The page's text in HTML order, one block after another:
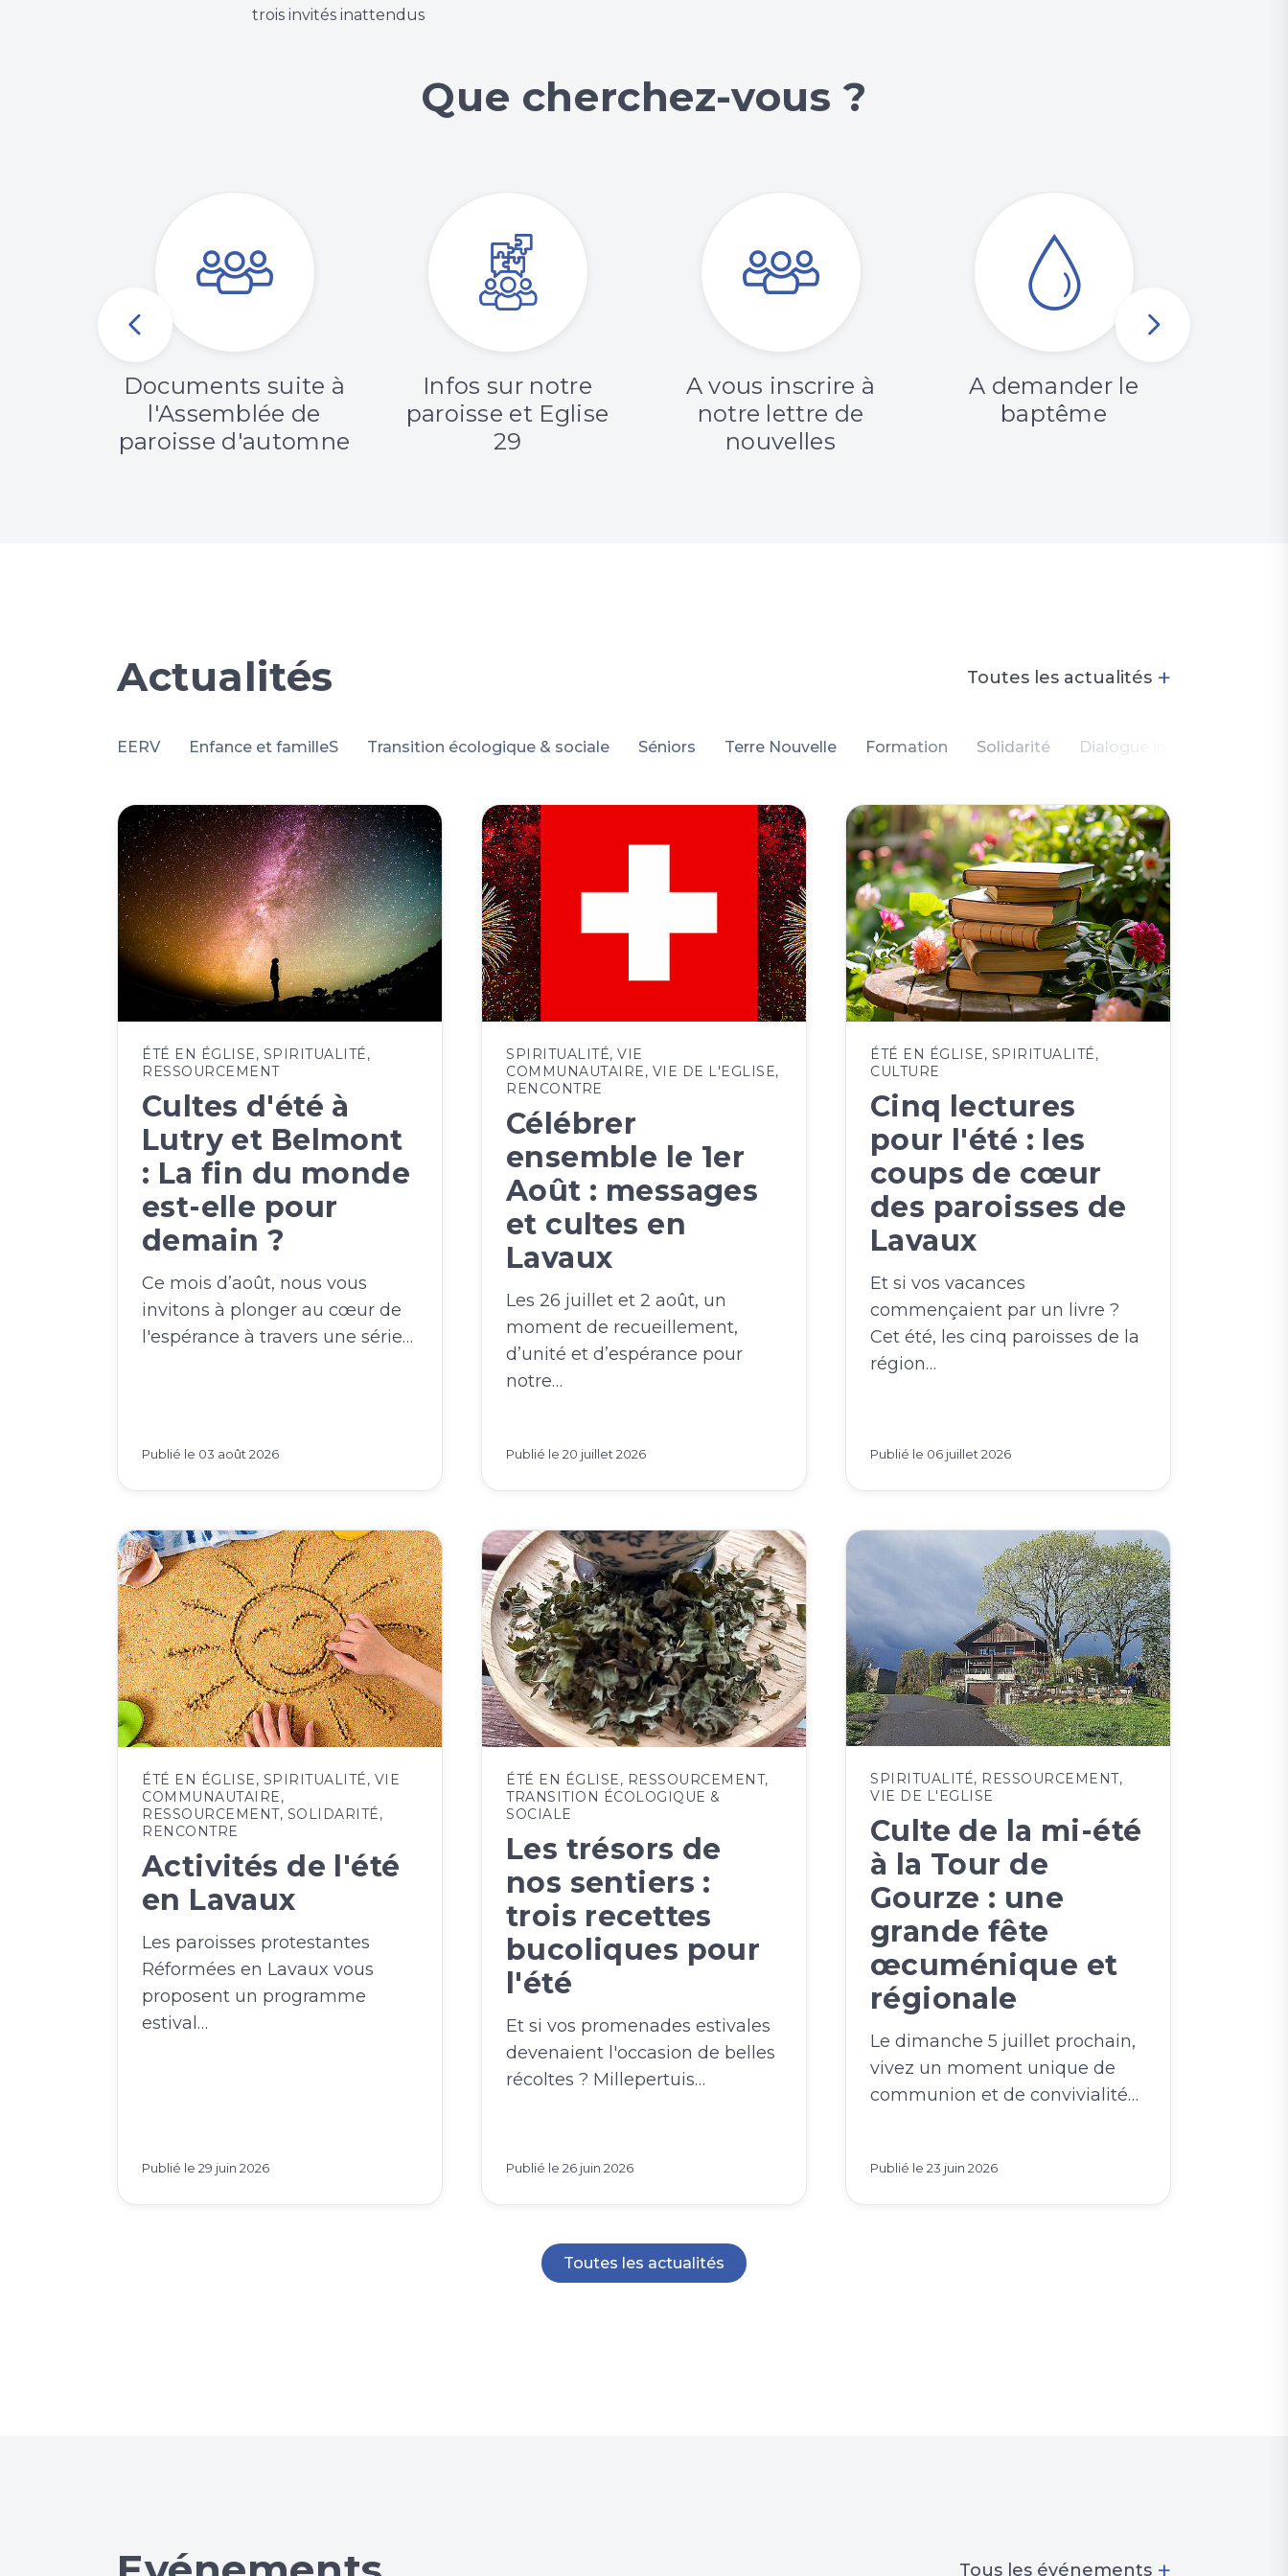
trois invités inattendus
Que cherchez-vous ?
Documents suite à
l'Assemblée de
paroisse d'automne
Infos sur notre
paroisse et Eglise
29
A vous inscrire à
notre lettre de
nouvelles
A demander le
baptême
Actualités Toutes les actualités +
EERV Enfance et familleS Transition écologique & sociale Séniors Terre Nouvelle Formation Solidarité Dialogue
ÉTÉ EN ÉGLISE, SPIRITUALITÉ,
RESSOURCEMENT
Cultes d'été à
Lutry et Belmont
: La fin du monde
est-elle pour
demain ?
Ce mois d’août, nous vous
invitons à plonger au cœur de
l'espérance à travers une série…
Publié le 03 août 2026
SPIRITUALITÉ, VIE
COMMUNAUTAIRE, VIE DE L'EGLISE,
RENCONTRE
Célébrer
ensemble le 1er
Août : messages
et cultes en
Lavaux
Les 26 juillet et 2 août, un
moment de recueillement,
d’unité et d’espérance pour
notre…
Publié le 20 juillet 2026
ÉTÉ EN ÉGLISE, SPIRITUALITÉ,
CULTURE
Cinq lectures
pour l'été : les
coups de cœur
des paroisses de
Lavaux
Et si vos vacances
commençaient par un livre ?
Cet été, les cinq paroisses de la
région…
Publié le 06 juillet 2026
ÉTÉ EN ÉGLISE, SPIRITUALITÉ, VIE
COMMUNAUTAIRE,
RESSOURCEMENT, SOLIDARITÉ,
RENCONTRE
Activités de l'été
en Lavaux
Les paroisses protestantes
Réformées en Lavaux vous
proposent un programme
estival…
Publié le 29 juin 2026
ÉTÉ EN ÉGLISE, RESSOURCEMENT,
TRANSITION ÉCOLOGIQUE &
SOCIALE
Les trésors de
nos sentiers :
trois recettes
bucoliques pour
l'été
Et si vos promenades estivales
devenaient l'occasion de belles
récoltes ? Millepertuis…
Publié le 26 juin 2026
SPIRITUALITÉ, RESSOURCEMENT,
VIE DE L'EGLISE
Culte de la mi-été
à la Tour de
Gourze : une
grande fête
œcuménique et
régionale
Le dimanche 5 juillet prochain,
vivez un moment unique de
communion et de convivialité…
Publié le 23 juin 2026
Toutes les actualités
Tous les événements +